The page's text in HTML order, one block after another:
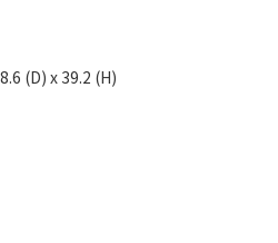
(D) x 39.2 (H)